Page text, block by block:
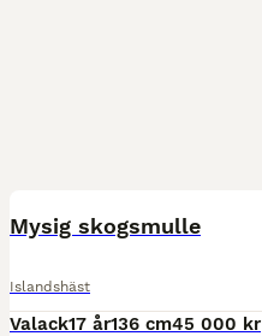
Mysig skogsmulle
Islandshäst
Valack17 år136 cm45 000 kr